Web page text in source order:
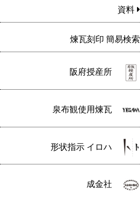
資料
煉瓦刻印 簡易検索
阪府授産所
泉布観使用煉瓦
形状指示 イロハ
成金社